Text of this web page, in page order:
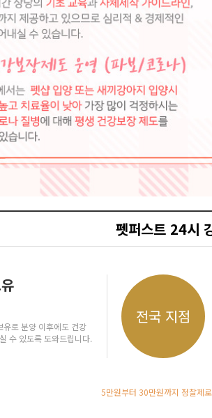
펫퍼스트 24시
로 분양 이후에도 건강
수 있도록 도와드립니다.
전국 지점
5만원부터 30만원까지 정찰제